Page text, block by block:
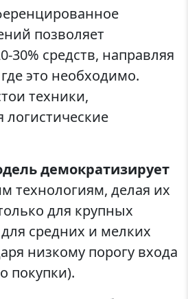
позволяет
30% средств, направляя
это необходимо.
техники,
демократизирует
технологиям, делая их
для крупных
средних и мелких
низкому порогу входа
покупки).